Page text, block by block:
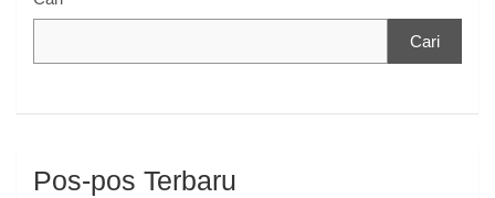
Cari
Pos-pos Terbaru